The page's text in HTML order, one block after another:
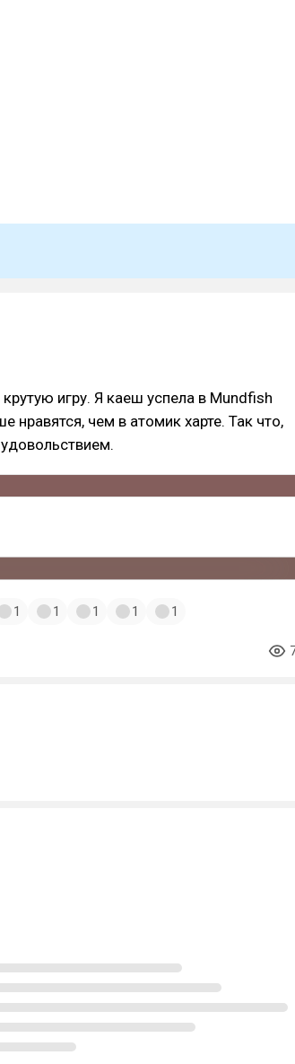
игру. Я каеш успела в Mundfish
нравятся, чем в атомик харте. Так что,
1 1 1 1 1